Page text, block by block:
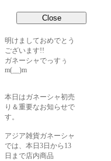
明けましておめでとう
ございます!!
ガネーシャでっすぅ
m(__)m
本日はガネーシャ初売
り＆重要なお知らせで
す。
アジア雑貨ガネーシャ
では、本日3日から13
日まで店内商品